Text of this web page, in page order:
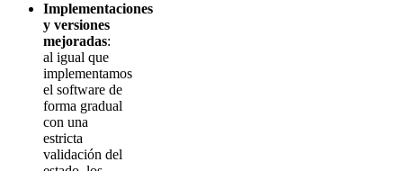
Implementaciones
y versiones
mejoradas:
al igual que
implementamos
el software de
forma gradual
con una
estricta
validación del